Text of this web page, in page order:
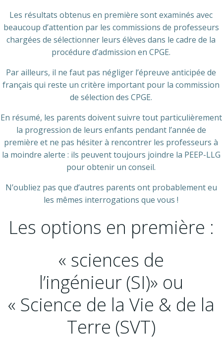
Les résultats obtenus en première sont examinés avec
beaucoup d’attention par les commissions de professeurs
chargées de sélectionner leurs élèves dans le cadre de la
procédure d’admission en CPGE.
Par ailleurs, il ne faut pas négliger l’épreuve anticipée de
français qui reste un critère important pour la commission
de sélection des CPGE.
En résumé, les parents doivent suivre tout particulièrement
la progression de leurs enfants pendant l’année de
première et ne pas hésiter à rencontrer les professeurs à
la moindre alerte : ils peuvent toujours joindre la PEEP-LLG
pour obtenir un conseil.
N’oubliez pas que d’autres parents ont probablement eu
les mêmes interrogations que vous !
Les options en première :
« sciences de
l’ingénieur (SI)» ou
« Science de la Vie & de la
Terre (SVT)